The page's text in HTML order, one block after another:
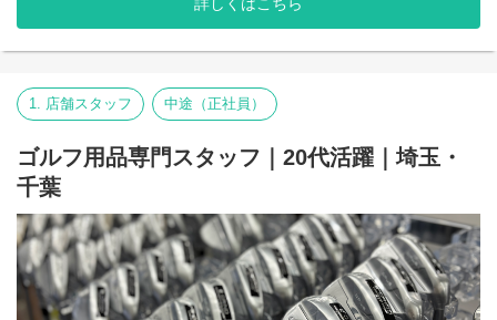
【仕事の魅力・やりがい】
・上流から下流まで、幅広いマーケティング業務に携わることが
できます
・業務上の悩みがあれば、同部署内のスタッフへ気軽に相談でき
ます
ができるため、着実にスキルアップが図れます
【ご担当予定のWebサイト例】
・リユース系ECサイト「トレファクファッション、トレファクオ
ンライン」
・レンタル系ECサイト「Cariru、Cariru BLACK FORMAL」
・出張訪問買取のサービスサイト「トレファク出張買取」など
※WEBサイトに加え、公式アプリやLINEなどの領域についても、
ご経験に応じてご担当いただく場合があります。
1. 店舗スタッフ 中途（正社員）
ゴルフ用品専門スタッフ｜20代活躍｜埼玉・
千葉